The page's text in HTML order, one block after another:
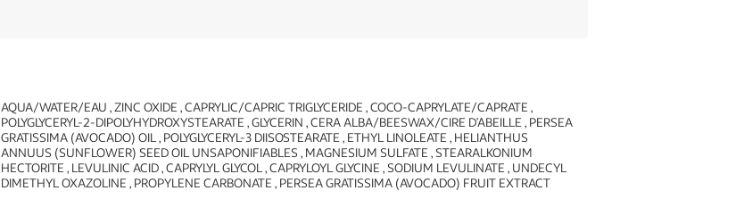
AQUA/WATER/EAU , ZINC OXIDE , CAPRYLIC/CAPRIC TRIGLYCERIDE , COCO-CAPRYLATE/CAPRATE ,
POLYGLYCERYL-2-DIPOLYHYDROXYSTEARATE , GLYCERIN , CERA ALBA/BEESWAX/CIRE D’ABEILLE , PERSEA
GRATISSIMA (AVOCADO) OIL , POLYGLYCERYL-3 DIISOSTEARATE , ETHYL LINOLEATE , HELIANTHUS
ANNUUS (SUNFLOWER) SEED OIL UNSAPONIFIABLES , MAGNESIUM SULFATE , STEARALKONIUM
HECTORITE , LEVULINIC ACID , CAPRYLYL GLYCOL , CAPRYLOYL GLYCINE , SODIUM LEVULINATE , UNDECYL
DIMETHYL OXAZOLINE , PROPYLENE CARBONATE , PERSEA GRATISSIMA (AVOCADO) FRUIT EXTRACT